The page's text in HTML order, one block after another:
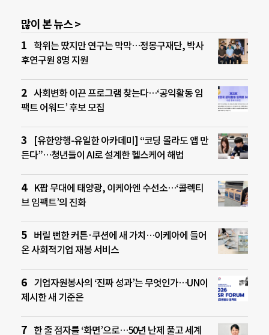
많이 본 뉴스 >
학위는 땄지만 연구는 막막…정몽구재단, 박사
후연구원 8명 지원
사회변화 이끈 프로그램 찾는다…‘공익활동 임
팩트 어워드’ 후보 모집
[유한양행-유일한 아카데미] “코딩 몰라도 앱 만
든다”…청년들이 AI로 설계한 헬스케어 해법
K팝 무대에 태양광, 이케아엔 수선소…‘콜렉티
브 임팩트’의 진화
버릴 뻔한 커튼·쿠션에 새 가치…이케아에 들어
온 사회적기업 재봉 서비스
기업자원봉사의 ‘진짜 성과’는 무엇인가…UN이
제시한 새 기준은
한 줄 점자를 ‘화면’으로…50년 난제 풀고 세계